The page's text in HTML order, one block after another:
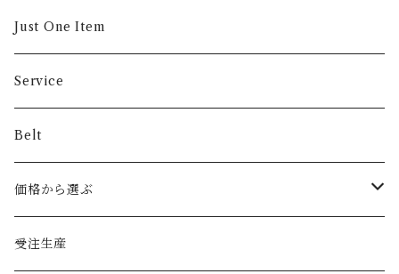
Just One Item
Service
Belt
価格から選ぶ
〜5,000円
受注生産